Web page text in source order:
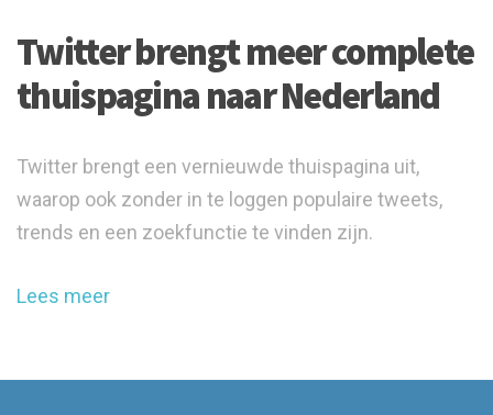
Twitter brengt meer complete
thuispagina naar Nederland
Twitter brengt een vernieuwde thuispagina uit,
waarop ook zonder in te loggen populaire tweets,
trends en een zoekfunctie te vinden zijn.
Lees meer